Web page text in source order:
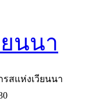
ยนนา
รสแห่งเวียนนา